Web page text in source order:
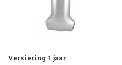
Versiering 1 jaar